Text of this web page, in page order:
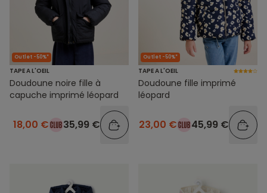
Outlet -50%*
TAPE A L'OEIL
Doudoune noire fille à
capuche imprimé léopard
18,00 € 35,99 €
Outlet -50%*
TAPE A L'OEIL
Doudoune fille imprimé
léopard
23,00 € 45,99 €